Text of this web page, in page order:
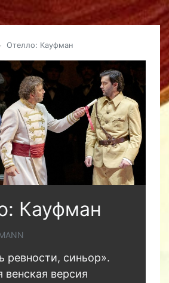
Отелло: Кауфман
Кауфман
ревности, синьор».
венская версия